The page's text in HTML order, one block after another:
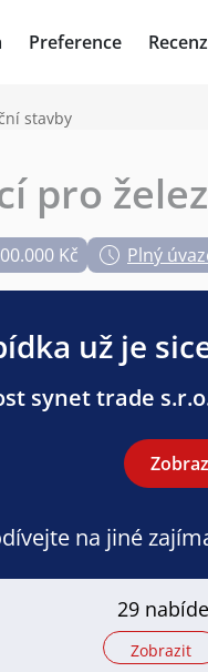
Preference
stavby
pro
Kč Plný
už je
synet trade
na jiné
29
Zobrazit